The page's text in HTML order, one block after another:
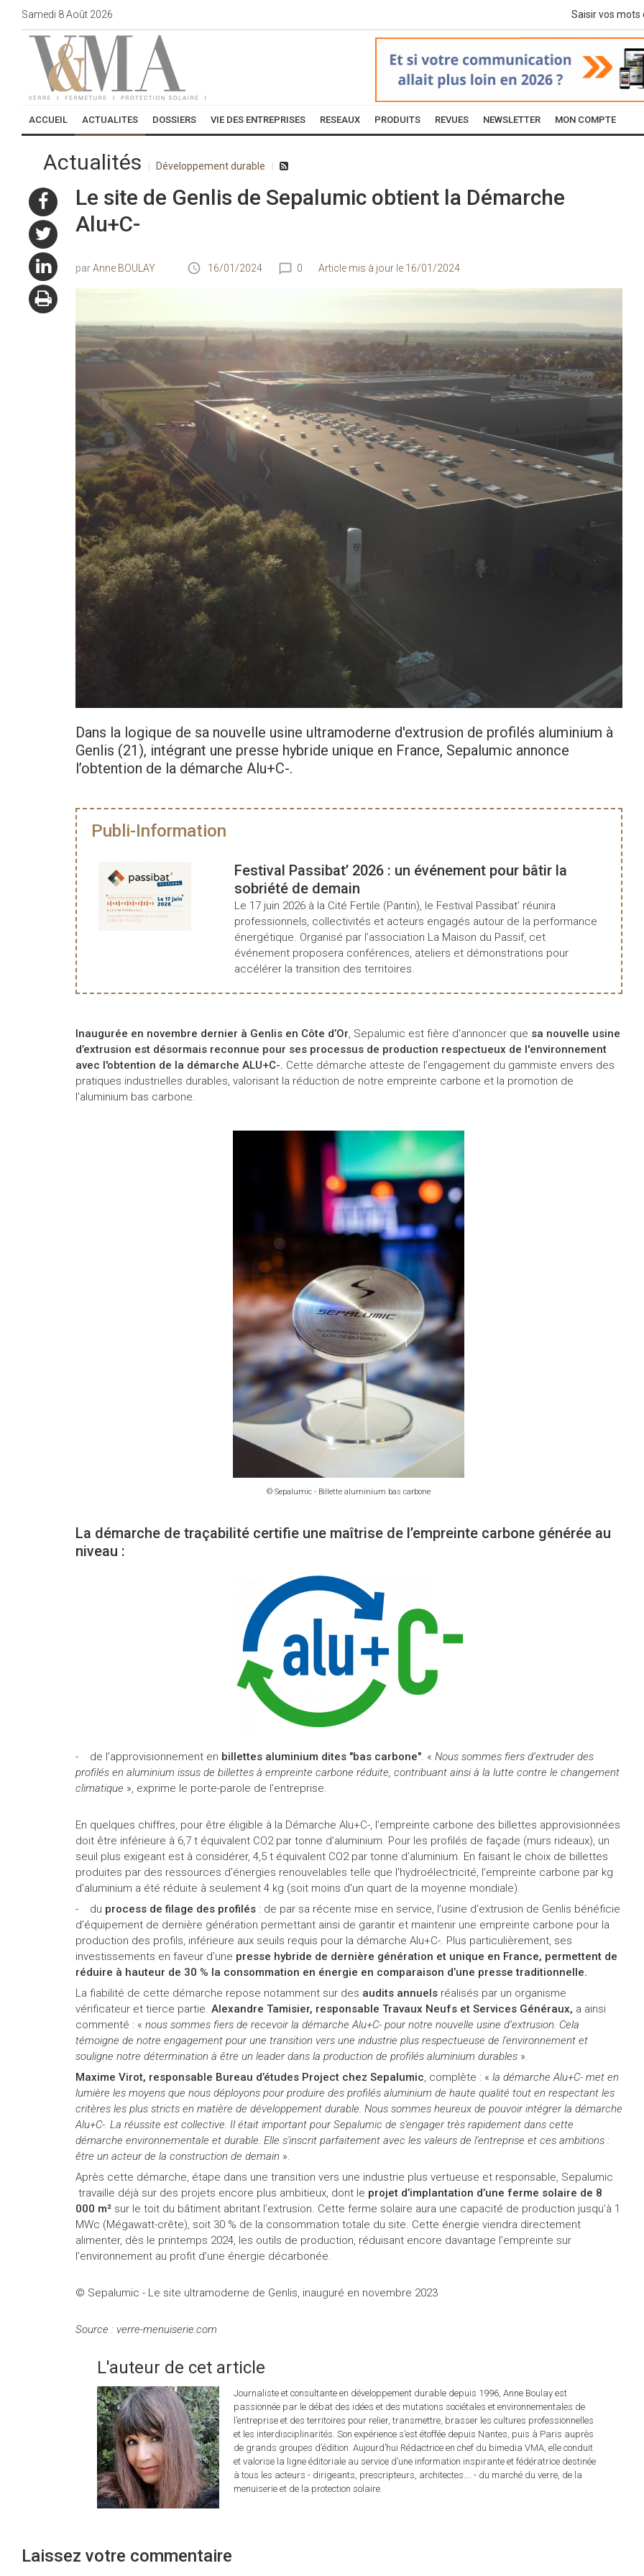
Samedi 8Août 2026
ACCUEIL ACTUALITES DOSSIERS VIE DES ENTREPRISES RESEAUX PRODUITS REVUES NEWSLETTER MON COMPTE
Actualités Développement durable
Le site de Genlis de Sepalumic obtient la Démarche
Alu+C-
Anne BOULAY 16/01/2024 0 Article mis à jour le 16/01/2024
Dans la logique de sa nouvelle usine ultramoderne d'extrusion de profilés aluminium à
Genlis (21), intégrant une presse hybride unique en France, Sepalumic annonce
l’obtention de la démarche Alu+C-.
Publi-Information
Festival Passibat’ 2026 : un événement pour bâtir la
sobriété de demain
Le 17 juin 2026 à la Cité Fertile (Pantin), le Festival Passibat’ réunira
professionnels, collectivités et acteurs engagés autour de la performance
énergétique. Organisé par l’association La Maison du Passif, cet
événement proposera conférences, ateliers et démonstrations pour
accélérer la transition des territoires.
Inaugurée en novembre dernier à Genlis en Côte d’Or, Sepalumic est fière d'annoncer que sa nouvelle usine
d’extrusion est désormais reconnue pour ses processus de production respectueux de l'environnement
avec l'obtention de la démarche ALU+C-. Cette démarche atteste de l’engagement du gammiste envers des
pratiques industrielles durables, valorisant la réduction de notre empreinte carbone et la promotion de
l'aluminium bas carbone.
© Sepalumic - Billette aluminium bas carbone
La démarche de traçabilité certifie une maîtrise de l’empreinte carbone générée au
niveau :
- de l’approvisionnement en billettes aluminium dites "bas carbone". « Nous sommes fiers d’extruder des
profilés en aluminium issus de billettes à empreinte carbone réduite, contribuant ainsi à la lutte contre le changement
climatique », exprime le porte-parole de l’entreprise.
En quelques chiffres, pour être éligible à la Démarche Alu+C-, l’empreinte carbone des billettes approvisionnées
doit être inférieure à 6,7 t équivalent CO2 par tonne d’aluminium. Pour les profilés de façade (murs rideaux), un
seuil plus exigeant est à considérer, 4,5 t équivalent CO2 par tonne d’aluminium. En faisant le choix de billettes
produites par des ressources d'énergies renouvelables telle que l'hydroélectricité, l’empreinte carbone par kg
d'aluminium a été réduite à seulement 4 kg (soit moins d'un quart de la moyenne mondiale).
- du process de filage des profilés : de par sa récente mise en service, l’usine d’extrusion de Genlis bénéficie
d’équipement de dernière génération permettant ainsi de garantir et maintenir une empreinte carbone pour la
production des profils, inférieure aux seuils requis pour la démarche Alu+C-. Plus particulièrement, ses
investissements en faveur d’une presse hybride de dernière génération et unique en France, permettent de
réduire à hauteur de 30 % la consommation en énergie en comparaison d’une presse traditionnelle.
La fiabilité de cette démarche repose notamment sur des audits annuelsréalisés par un organisme
vérificateur et tierce partie. Alexandre Tamisier, responsable Travaux Neufs et Services Généraux, a ainsi
commenté : « nous sommes fiers de recevoir la démarche Alu+C- pour notre nouvelle usine d’extrusion. Cela
témoigne de notre engagement pour une transition vers une industrie plus respectueuse de l'environnement et
souligne notre détermination à être un leader dans la production de profilés aluminium durables ».
Maxime Virot, responsable Bureau d’études Project chez Sepalumic, complète : « la démarche Alu+C- met en
lumière les moyens que nous déployons pour produire des profilés aluminium de haute qualité tout en respectant les
critères les plus stricts en matière de développement durable. Nous sommes heureux de pouvoir intégrer la démarche
Alu+C-. La réussite est collective. Il était important pour Sepalumic de s'engager très rapidement dans cette
démarche environnementale et durable. Elle s'inscrit parfaitement avec les valeurs de l'entreprise et ces ambitions :
être un acteur de la construction de demain ».
Après cette démarche, étape dans une transition vers une industrie plus vertueuse et responsable, Sepalumic
travaille déjà sur des projets encore plus ambitieux, dont le projet d’implantation d’une ferme solaire de 8
000 m² sur le toit du bâtiment abritant l’extrusion. Cette ferme solaire aura une capacité de production jusqu’à 1
MWc (Mégawatt-crête), soit 30 % de la consommation totale du site. Cette énergie viendra directement
alimenter, dès le printemps 2024, les outils de production, réduisant encore davantage l’empreinte sur
l’environnement au profit d’une énergie décarbonée.
© Sepalumic - Le site ultramoderne de Genlis, inauguré en novembre 2023
Source : verre-menuiserie.com
L'auteur de cet article
Journaliste et consultante en développement durable depuis 1996, Anne Boulay est
passionnée par le débat des idées et des mutations sociétales et environnementales de
l’entreprise et des territoires pour relier, transmettre, brasser les cultures professionnelles
et les interdisciplinarités. Son expérience s’est étoffée depuis Nantes, puis à Paris auprès
de grands groupes d’édition. Aujourd’hui Rédactrice en chef du bimedia VMA, elle conduit
et valorise la ligne éditoriale au service d’une information inspirante et fédératrice destinée
à tous les acteurs - dirigeants, prescripteurs, architectes…. - du marché du verre, de la
menuiserie et de la protection solaire.
Laissez votre commentaire